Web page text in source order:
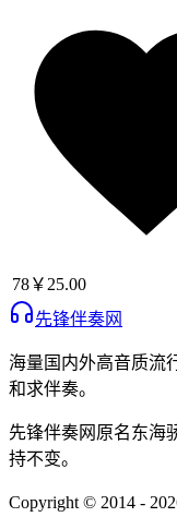
78￥25.00
先锋伴奏网
海量国内外高音质流
和求伴奏。
先锋伴奏网 原名东海
持不变。
Copyright © 2014 -